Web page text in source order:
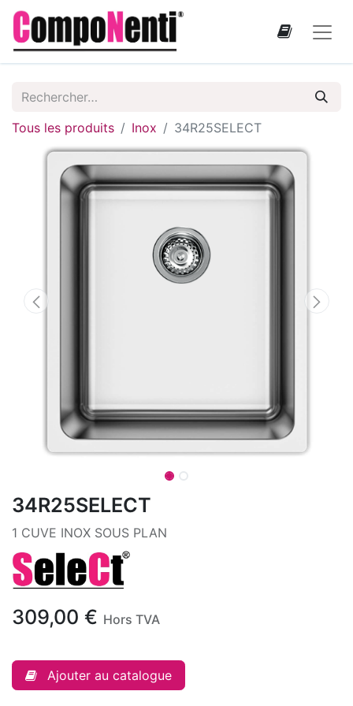
Tous les produits Inox 34R25SELECT
34R25SELECT
1 CUVE INOX SOUS PLAN
309,00 € Hors TVA
Ajouter au catalogue